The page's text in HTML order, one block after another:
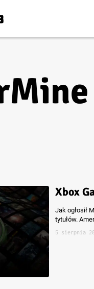
Xbox
Jak ogłosił
tytułów.
5 sierpnia